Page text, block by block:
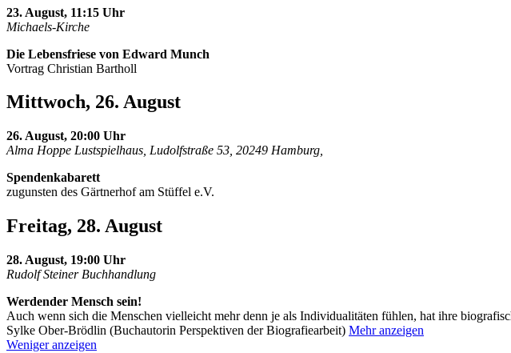
23. August, 11:15 Uhr
Michaels-Kirche
Die Lebensfriese von Edward Munch
Vortrag Christian Bartholl
Mittwoch, 26. August
26. August, 20:00 Uhr
Alma Hoppe Lustspielhaus, Ludolfstraße 53, 20249 Hamburg,
Spendenkabarett
zugunsten des Gärtnerhof am Stüffel e.V.
Freitag, 28. August
28. August, 19:00 Uhr
Rudolf Steiner Buchhandlung
Werdender Mensch sein!
Auch wenn sich die Menschen vielleicht mehr denn je als Individualitäten fühlen, hat ihre
Sylke Ober-Brödlin (Buchautorin Perspektiven der Biografiearbeit) Mehr anzeigen
Weniger anzeigen